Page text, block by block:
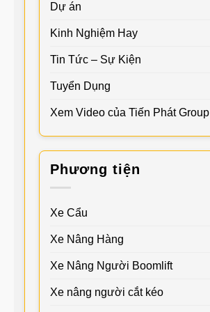
Dự án
Kinh Nghiệm Hay
Tin Tức – Sự Kiện
Tuyển Dụng
Xem Video của Tiến Phát Group
Phương tiện
Xe Cẩu
Xe Nâng Hàng
Xe Nâng Người Boomlift
Xe nâng người cắt kéo